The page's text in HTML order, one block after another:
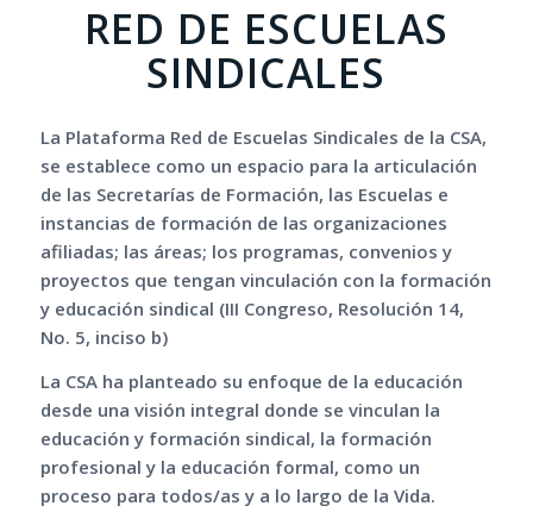
RED DE ESCUELAS
SINDICALES
La Plataforma Red de Escuelas Sindicales de la CSA,
se establece como un espacio para la articulación
de las Secretarías de Formación, las Escuelas e
instancias de formación de las organizaciones
afiliadas; las áreas; los programas, convenios y
proyectos que tengan vinculación con la formación
y educación sindical (III Congreso, Resolución 14,
No. 5, inciso b)
La CSA ha planteado su enfoque de la educación
desde una visión integral donde se vinculan la
educación y formación sindical, la formación
profesional y la educación formal, como un
proceso para todos/as y a lo largo de la Vida.